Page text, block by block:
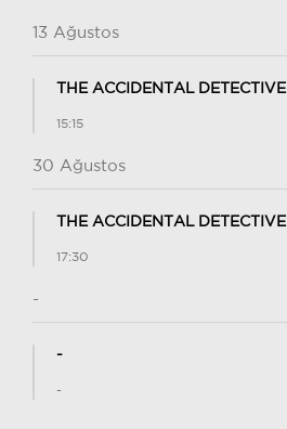
13 Ağustos
THE ACCIDENTAL DETECTIVE
15:15
30 Ağustos
THE ACCIDENTAL DETECTIVE
17:30
-
-
-